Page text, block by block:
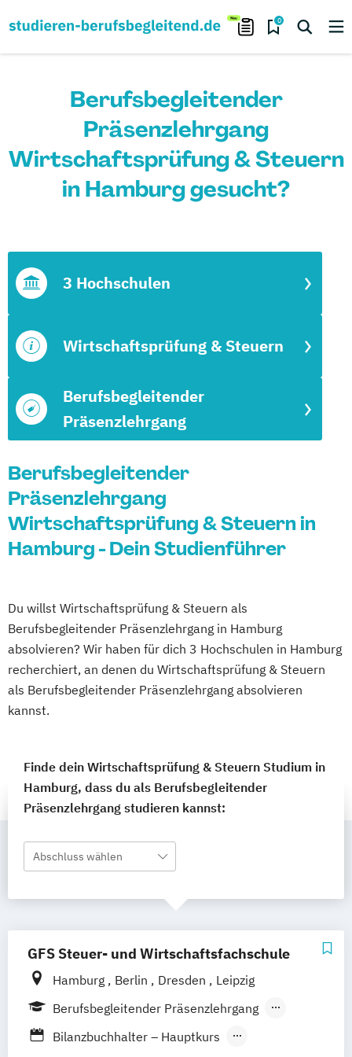
0
Berufsbegleitender
Präsenzlehrgang
Wirtschaftsprüfung & Steuern
in Hamburg gesucht?
Berufsbegleitender
Präsenzlehrgang
Wirtschaftsprüfung & Steuern
3 Hochschulen
Berufsbegleitender
Präsenzlehrgang
Wirtschaftsprüfung & Steuern in
Hamburg - Dein Studienführer
Du willst Wirtschaftsprüfung & Steuern als
Berufsbegleitender Präsenzlehrgang in Hamburg
absolvieren? Wir haben für dich 3 Hochschulen in Hamburg
recherchiert, an denen du Wirtschaftsprüfung & Steuern
als Berufsbegleitender Präsenzlehrgang absolvieren
kannst.
Finde dein Wirtschaftsprüfung & Steuern Studium in
Hamburg, dass du als Berufsbegleitender
Präsenzlehrgang studieren kannst:
Abschluss wählen
GFS Steuer- und Wirtschaftsfachschule
Hamburg Berlin Dresden
Leipzig
Berufsbegleitender Präsenzlehrgang
Fernlehrgang
Bilanzbuchhalter – Hauptkurs